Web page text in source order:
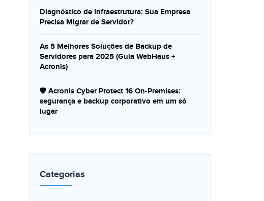
Diagnóstico de Infraestrutura: Sua Empresa
Precisa Migrar de Servidor?
As 5 Melhores Soluções de Backup de
Servidores para 2025 (Guia WebHaus +
Acronis)
🛡️ Acronis Cyber Protect 16 On-Premises:
segurança e backup corporativo em um só
lugar
Categorias